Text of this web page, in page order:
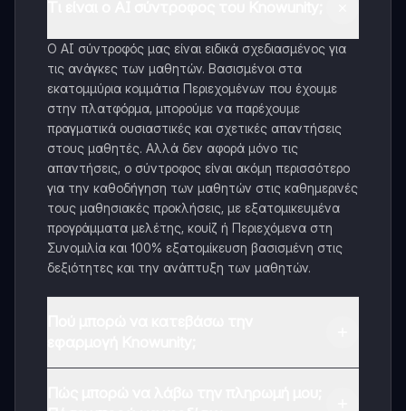
Ο AI σύντροφός μας είναι ειδικά σχεδιασμένος για
τις ανάγκες των μαθητών. Βασισμένοι στα
εκατομμύρια κομμάτια Περιεχομένων που έχουμε
στην πλατφόρμα, μπορούμε να παρέχουμε
πραγματικά ουσιαστικές και σχετικές απαντήσεις
στους μαθητές. Αλλά δεν αφορά μόνο τις
απαντήσεις, ο σύντροφος είναι ακόμη περισσότερο
για την καθοδήγηση των μαθητών στις καθημερινές
τους μαθησιακές προκλήσεις, με εξατομικευμένα
προγράμματα μελέτης, κουίζ ή Περιεχόμενα στη
Συνομιλία και 100% εξατομίκευση βασισμένη στις
δεξιότητες και την ανάπτυξη των μαθητών.